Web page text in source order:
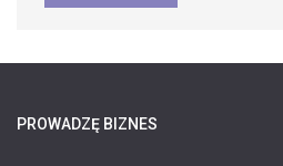
PROWADZĘ BIZNES